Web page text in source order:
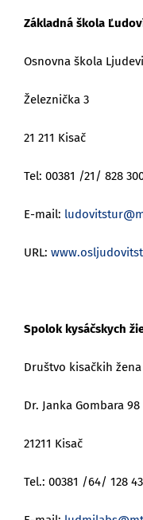
Základná škola
Osnovna škola
Železnička 3
21 211 Kisač
Tel: 00381 /21/ 828
E-mail:
URL:
Spolok kysáčskych
Društvo kisačkih žena
Dr. Janka Gombara 98
21211 Kisač
Tel.: 00381 /64/ 128